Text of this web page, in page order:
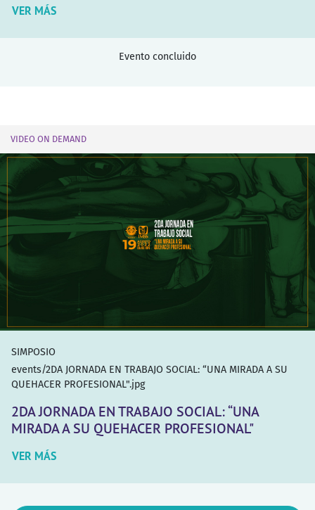
VER MÁS
Evento concluido
VIDEO ON DEMAND
SIMPOSIO
events/2DA JORNADA EN TRABAJO SOCIAL: “UNA MIRADA A SU
QUEHACER PROFESIONAL".jpg
2DA JORNADA EN TRABAJO SOCIAL: “UNA
MIRADA A SU QUEHACER PROFESIONAL"
VER MÁS